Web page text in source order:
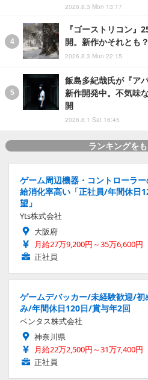
2026.8.3 Mon 13:17
『ゴーストリコン』
開。新作かそれとも？
2026.8.3 Mon 22:15
飯島多紀哉氏が『ア
新作開発中。不気味
開
2026.8.1 Sat 16:45
ランキングを
ゲーム周辺機器・コントローラ
給消化率高い「正社員/年間休日
望」
Yts株式会社
大阪府
月給27万9,200円～35万6,600円
正社員
ゲームデバッカー/未経験歓迎/
み/年間休日120日/賞与年2回
ベンタス株式会社
神奈川県
月給22万2,500円～31万7,400円
正社員